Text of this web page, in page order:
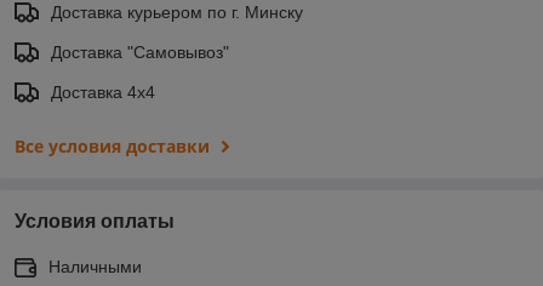
Доставка курьером по г. Минску
Доставка "Самовывоз"
Доставка 4х4
Все условия доставки
Условия оплаты
Наличными